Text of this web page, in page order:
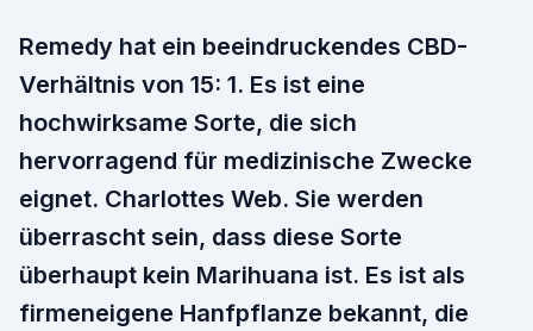
Remedy hat ein beeindruckendes CBD-
Verhältnis von 15: 1. Es ist eine
hochwirksame Sorte, die sich
hervorragend für medizinische Zwecke
eignet. Charlottes Web. Sie werden
überrascht sein, dass diese Sorte
überhaupt kein Marihuana ist. Es ist als
firmeneigene Hanfpflanze bekannt, die